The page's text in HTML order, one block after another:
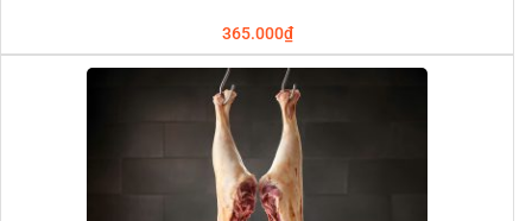
365.000₫